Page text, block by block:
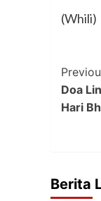
(Whili)
Doa
Hari
Berita